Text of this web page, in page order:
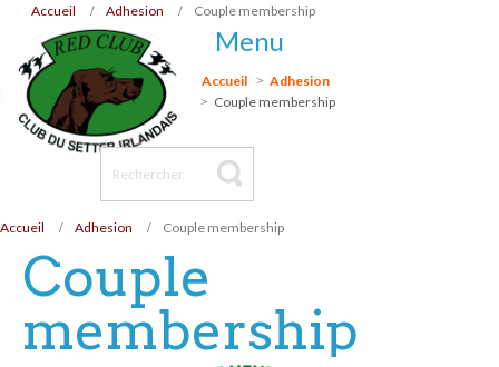
Accueil Adhesion Couple membership
Menu
Accueil
Adhesion
Couple membership
Accueil Adhesion Couple membership
Couple
membership